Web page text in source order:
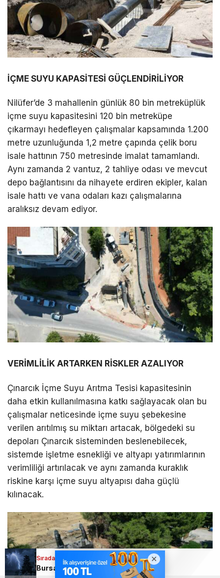
Sıradaki Haber
Bursalılar dikkat; Uyarı geldi
İÇME SUYU KAPASİTESİ GÜÇLENDİRİLİYOR
Nilüfer’de 3 mahallenin günlük 80 bin metreküplük
içme suyu kapasitesini 120 bin metreküpe
çıkarmayı hedefleyen çalışmalar kapsamında 1.200
metre uzunluğunda 1,2 metre çapında çelik boru
isale hattının 750 metresinde imalat tamamlandı.
Aynı zamanda 2 vantuz, 2 tahliye odası ve mevcut
depo bağlantısını da nihayete erdiren ekipler, kalan
isale hattı ve vana odaları kazı çalışmalarına
aralıksız devam ediyor.
VERİMLİLİK ARTARKEN RİSKLER AZALIYOR
Çınarcık İçme Suyu Arıtma Tesisi kapasitesinin
daha etkin kullanılmasına katkı sağlayacak olan bu
çalışmalar neticesinde içme suyu şebekesine
verilen arıtılmış su miktarı artacak, bölgedeki su
depoları Çınarcık sisteminden beslenebilecek,
sistemde işletme esnekliği ve altyapı yatırımlarının
verimliliği artırılacak ve aynı zamanda kuraklık
riskine karşı içme suyu altyapısı daha güçlü
kılınacak.